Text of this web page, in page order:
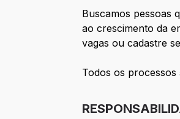
Buscamos pessoas
ao crescimento da
vagas ou cadastre
Todos os